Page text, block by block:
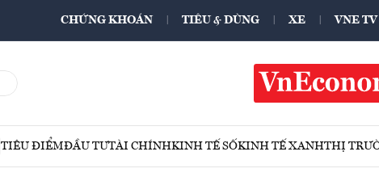
CHỨNG KHOÁN TIÊU & DÙNG XE VNE TV
TIÊU ĐIỂMĐẦU TƯTÀI CHÍNHKINH TẾ SỐKINH TẾ XANHTHỊ